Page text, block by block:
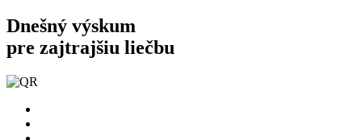
Dnešný výskum
pre zajtrajšiu liečbu